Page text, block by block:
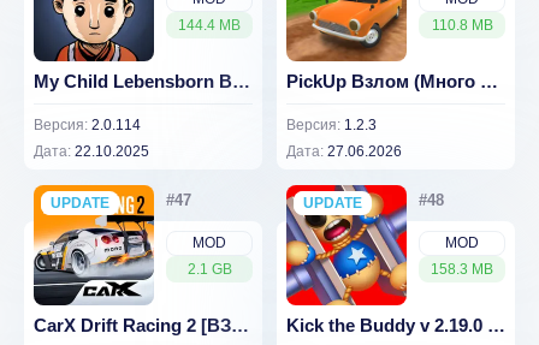
144.4 MB
My Child Lebensborn Взлом (Unlocked) 2.0.114
Версия: 2.0.114
Дата: 22.10.2025
110.8 MB
PickUp Взлом (Много денег) 1.2.3
Версия: 1.2.3
Дата: 27.06.2026
MOD
2.1 GB
UPDATE
NEW
CarX Drift Racing 2 [ВЗЛОМ: много денег] 1.42.0
MOD
158.3 MB
UPDATE
NEW
Kick the Buddy v 2.19.0 [ВЗЛОМ: много денег]